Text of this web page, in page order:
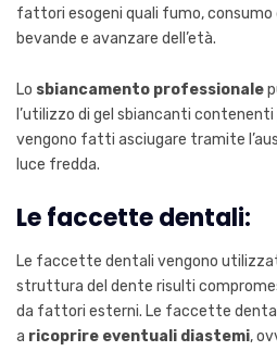
fattori esogeni quali fumo,
bevande e avanzare dell’età.
Lo sbiancamento professionale
l’utilizzo di gel sbiancanti
vengono fatti asciugare tramite
luce fredda.
Le faccette dentali:
Le faccette dentali vengono
struttura del dente risulti
da fattori esterni. Le faccette
a ricoprire eventuali diastemi,